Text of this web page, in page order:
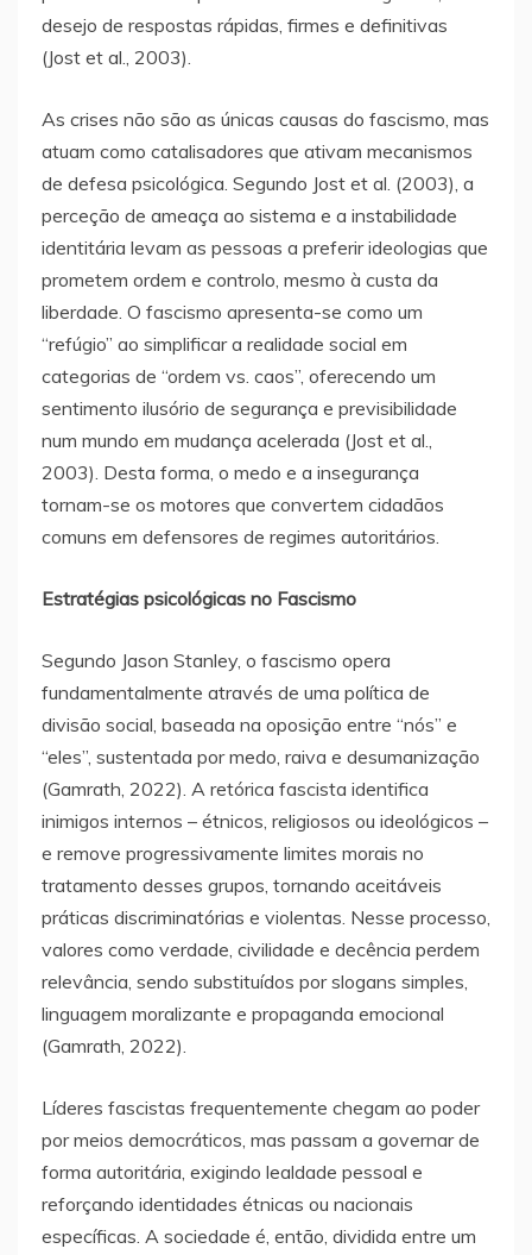
desejo de respostas rápidas, firmes e definitivas
(Jost et al., 2003).
As crises não são as únicas causas do fascismo, mas
atuam como catalisadores que ativam mecanismos
de defesa psicológica. Segundo Jost et al. (2003), a
perceção de ameaça ao sistema e a instabilidade
identitária levam as pessoas a preferir ideologias que
prometem ordem e controlo, mesmo à custa da
liberdade. O fascismo apresenta-se como um
“refúgio” ao simplificar a realidade social em
categorias de “ordem vs. caos”, oferecendo um
sentimento ilusório de segurança e previsibilidade
num mundo em mudança acelerada (Jost et al.,
2003). Desta forma, o medo e a insegurança
tornam-se os motores que convertem cidadãos
comuns em defensores de regimes autoritários.
Estratégias psicológicas no Fascismo
Segundo Jason Stanley, o fascismo opera
fundamentalmente através de uma política de
divisão social, baseada na oposição entre “nós” e
“eles”, sustentada por medo, raiva e desumanização
(Gamrath, 2022). A retórica fascista identifica
inimigos internos – étnicos, religiosos ou ideológicos –
e remove progressivamente limites morais no
tratamento desses grupos, tornando aceitáveis
práticas discriminatórias e violentas. Nesse processo,
valores como verdade, civilidade e decência perdem
relevância, sendo substituídos por slogans simples,
linguagem moralizante e propaganda emocional
(Gamrath, 2022).
Líderes fascistas frequentemente chegam ao poder
por meios democráticos, mas passam a governar de
forma autoritária, exigindo lealdade pessoal e
reforçando identidades étnicas ou nacionais
específicas. A sociedade é, então, dividida entre um